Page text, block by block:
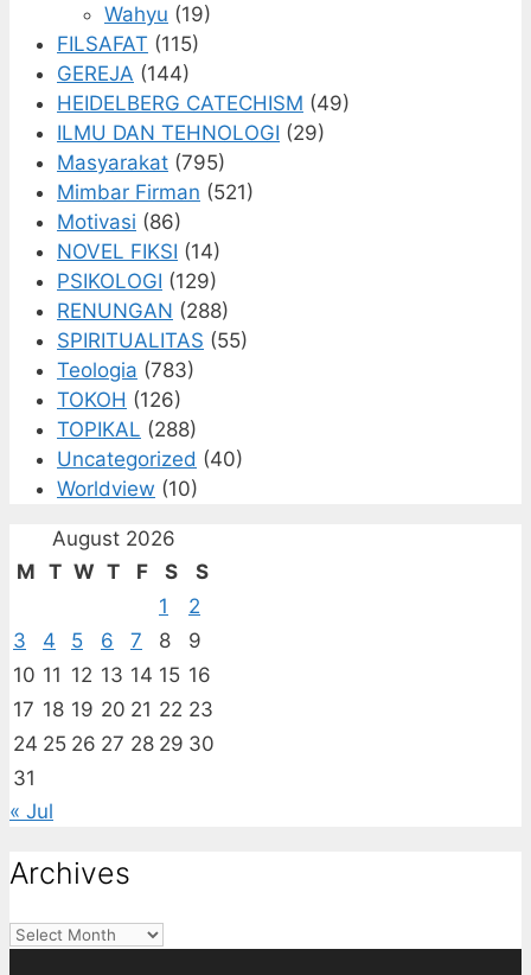
Wahyu (19)
FILSAFAT (115)
GEREJA (144)
HEIDELBERG CATECHISM (49)
ILMU DAN TEHNOLOGI (29)
Masyarakat (795)
Mimbar Firman (521)
Motivasi (86)
NOVEL FIKSI (14)
PSIKOLOGI (129)
RENUNGAN (288)
SPIRITUALITAS (55)
Teologia (783)
TOKOH (126)
TOPIKAL (288)
Uncategorized (40)
Worldview (10)
August 2026
M T W T F S
S
1
2
3
4 5 6 7 8
9
10 11 12 13 14 15 16
17 18 19 20 21 22 23
24 25 26 27 28 29 30
31
« Jul
Archives
Archives